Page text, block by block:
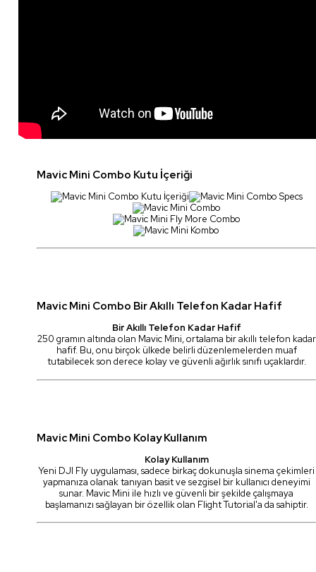
Mavic Mini Combo Kutu İçeriği
Mavic Mini Combo Bir Akıllı Telefon Kadar Hafif
Bir Akıllı Telefon Kadar Hafif
250 gramın altında olan Mavic Mini, ortalama bir akıllı telefon kadar
hafif. Bu, onu birçok ülkede belirli düzenlemelerden muaf
tutabilecek son derece kolay ve güvenli ağırlık sınıfı uçaklardır.
Mavic Mini Combo Kolay Kullanım
Kolay Kullanım
Yeni DJI Fly uygulaması, sadece birkaç dokunuşla sinema çekimleri
yapmanıza olanak tanıyan basit ve sezgisel bir kullanıcı deneyimi
sunar. Mavic Mini ile hızlı ve güvenli bir şekilde çalışmaya
başlamanızı sağlayan bir özellik olan Flight Tutorial'a da sahiptir.